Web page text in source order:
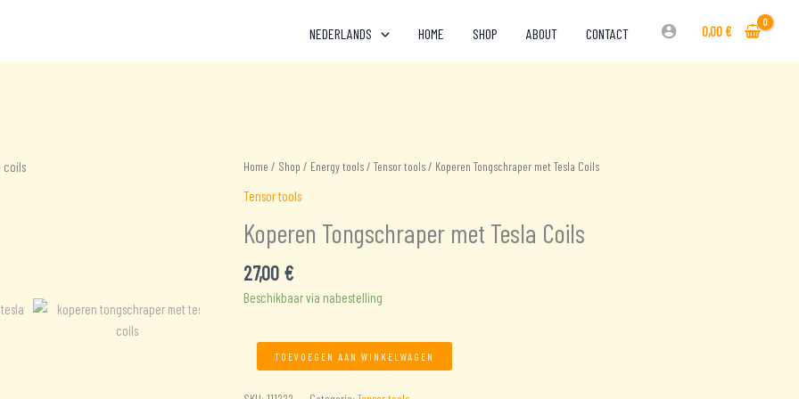
NEDERLANDS HOME SHOP ABOUT CONTACT 0,00 €
Home / Shop / Energy tools/ Tensor tools/ Koperen Tongschraper met Tesla Coils
Tensor tools
Koperen Tongschraper met Tesla Coils
27,00 €
Beschikbaar via nabestelling
Koperen
Tongschraper
met
TOEVOEGEN AAN WINKELWAGEN